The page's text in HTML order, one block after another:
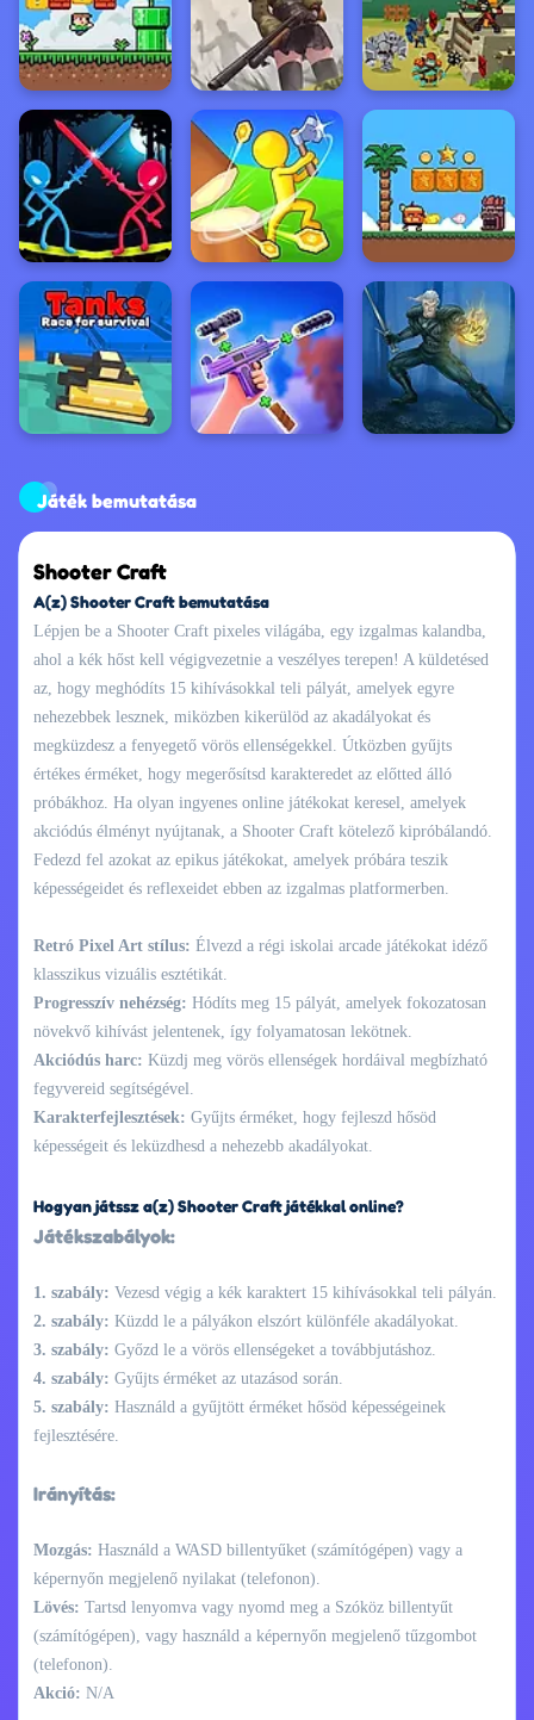
Játék bemutatása
Shooter Craft
A(z) Shooter Craft bemutatása
Lépjen be a Shooter Craft pixeles világába, egy izgalmas kalandba,
ahol a kék hőst kell végigvezetnie a veszélyes terepen! A küldetésed
az, hogy meghódíts 15 kihívásokkal teli pályát, amelyek egyre
nehezebbek lesznek, miközben kikerülöd az akadályokat és
megküzdesz a fenyegető vörös ellenségekkel. Útközben gyűjts
értékes érméket, hogy megerősítsd karakteredet az előtted álló
próbákhoz. Ha olyan ingyenes online játékokat keresel, amelyek
akciódús élményt nyújtanak, a Shooter Craft kötelező kipróbálandó.
Fedezd fel azokat az epikus játékokat, amelyek próbára teszik
képességeidet és reflexeidet ebben az izgalmas platformerben.
Retró Pixel Art stílus: Élvezd a régi iskolai arcade játékokat idéző
klasszikus vizuális esztétikát.
Progresszív nehézség: Hódíts meg 15 pályát, amelyek fokozatosan
növekvő kihívást jelentenek, így folyamatosan lekötnek.
Akciódús harc: Küzdj meg vörös ellenségek hordáival megbízható
fegyvereid segítségével.
Karakterfejlesztések: Gyűjts érméket, hogy fejleszd hősöd
képességeit és leküzdhesd a nehezebb akadályokat.
Hogyan játssz a(z) Shooter Craft játékkal online?
Játékszabályok:
1. szabály: Vezesd végig a kék karaktert 15 kihívásokkal teli pályán.
2. szabály: Küzdd le a pályákon elszórt különféle akadályokat.
3. szabály: Győzd le a vörös ellenségeket a továbbjutáshoz.
4. szabály: Gyűjts érméket az utazásod során.
5. szabály: Használd a gyűjtött érméket hősöd képességeinek
fejlesztésére.
Irányítás:
Mozgás: Használd a WASD billentyűket (számítógépen) vagy a
képernyőn megjelenő nyilakat (telefonon).
Lövés: Tartsd lenyomva vagy nyomd meg a Szóköz billentyűt
(számítógépen), vagy használd a képernyőn megjelenő tűzgombot
(telefonon).
Akció: N/A